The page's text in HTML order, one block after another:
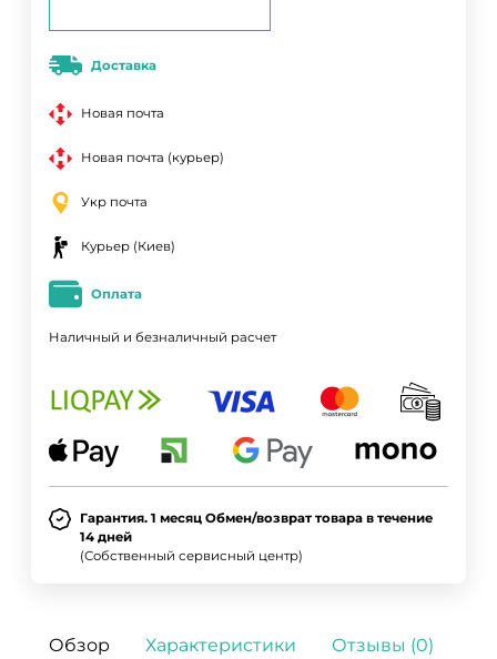
Доставка
Новая почта
Новая почта (курьер)
Укр почта
Курьер (Киев)
Оплата
Наличный и безналичный расчет
Гарантия. 1 месяц Обмен/возврат товара в течение
14 дней
(Собственный сервисный центр)
Обзор Характеристики Отзывы (0)